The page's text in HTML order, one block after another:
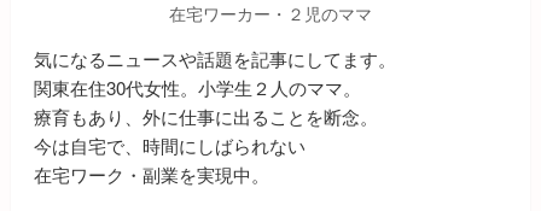
在宅ワーカー・２児のママ
気になるニュースや話題を記事にしてます。
関東在住30代女性。小学生２人のママ。
療育もあり、外に仕事に出ることを断念。
今は自宅で、時間にしばられない
在宅ワーク・副業を実現中。